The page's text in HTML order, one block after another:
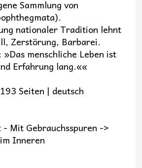
Sammlung von
nationaler Tradition lehnt
Zerstörung, Barbarei.
menschliche Leben ist
Erfahrung lang.««
Seiten | deutsch
- Mit Gebrauchsspuren ->
Inneren